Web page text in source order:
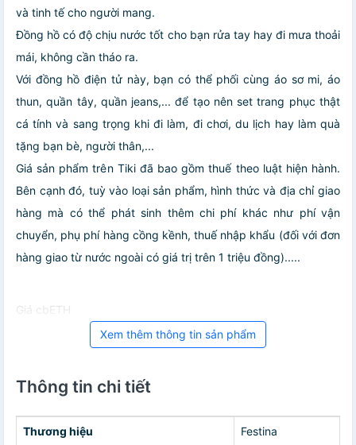
và tinh tế cho người mang.
Đồng hồ có độ chịu nước tốt cho bạn rửa tay hay đi mưa thoải
mái, không cần tháo ra.
Với đồng hồ điện tử này, bạn có thể phối cùng áo sơ mi, áo
thun, quần tây, quần jeans,... để tạo nên set trang phục thật
cá tính và sang trọng khi đi làm, đi chơi, du lịch hay làm quà
tặng bạn bè, người thân,...
Giá sản phẩm trên Tiki đã bao gồm thuế theo luật hiện hành.
Bên cạnh đó, tuỳ vào loại sản phẩm, hình thức và địa chỉ giao
hàng mà có thể phát sinh thêm chi phí khác như phí vận
chuyển, phụ phí hàng cồng kềnh, thuế nhập khẩu (đối với đơn
hàng giao từ nước ngoài có giá trị trên 1 triệu đồng).....
Giá cbETH
Xem thêm thông tin sản phẩm
Thông tin chi tiết
Thương hiệu Festina